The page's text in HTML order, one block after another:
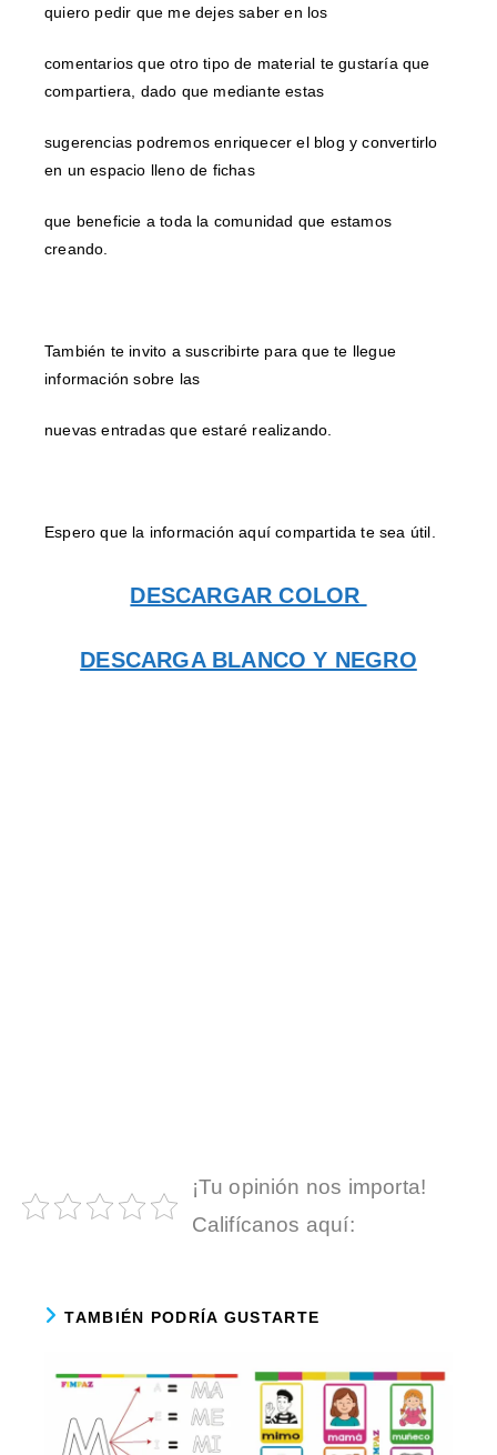
quiero pedir que me dejes saber en los
comentarios que otro tipo de material te gustaría que
compartiera, dado que mediante estas
sugerencias podremos enriquecer el blog y convertirlo
en un espacio lleno de fichas
que beneficie a toda la comunidad que estamos
creando.
También te invito a suscribirte para que te llegue
información sobre las
nuevas entradas que estaré realizando.
Espero que la información aquí compartida te sea útil.
DESCARGAR COLOR
DESCARGA BLANCO Y NEGRO
¡Tu opinión nos importa!
Califícanos aquí:
TAMBIÉN PODRÍA GUSTARTE